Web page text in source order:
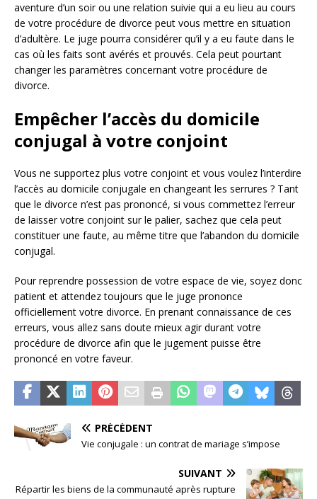
aventure d’un soir ou une relation suivie qui a eu lieu au cours
de votre procédure de divorce peut vous mettre en situation
d’adultère. Le juge pourra considérer qu’il y a eu faute dans le
cas où les faits sont avérés et prouvés. Cela peut pourtant
changer les paramètres concernant votre procédure de
divorce.
Empêcher l’accès du domicile
conjugal à votre conjoint
Vous ne supportez plus votre conjoint et vous voulez l’interdire
l’accès au domicile conjugale en changeant les serrures ? Tant
que le divorce n’est pas prononcé, si vous commettez l’erreur
de laisser votre conjoint sur le palier, sachez que cela peut
constituer une faute, au même titre que l’abandon du domicile
conjugal.
Pour reprendre possession de votre espace de vie, soyez donc
patient et attendez toujours que le juge prononce
officiellement votre divorce. En prenant connaissance de ces
erreurs, vous allez sans doute mieux agir durant votre
procédure de divorce afin que le jugement puisse être
prononcé en votre faveur.
PRÉCÉDENT
Vie conjugale : un contrat de mariage s’impose
SUIVANT
Répartir les biens de la communauté après rupture